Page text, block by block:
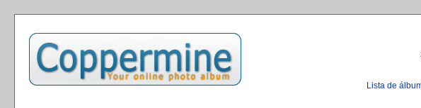
Lista de